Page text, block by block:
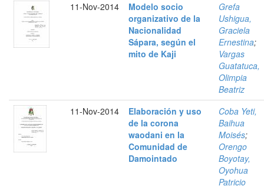
11-Nov-2014
Modelo socio
organizativo de la
Nacionalidad
Sápara, según el
mito de Kaji
Grefa
Ushigua,
Graciela
Ernestina;
Vargas
Guatatuca,
Olimpia
Beatriz
11-Nov-2014
Elaboración y uso
de la corona
waodani en la
Comunidad de
Damointado
Coba Yeti,
Baihua
Moisés;
Orengo
Boyotay,
Oyohua
Patricio